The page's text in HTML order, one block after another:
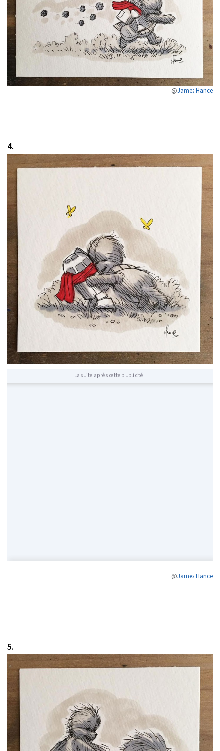
@James Hance
4.
La suite après cette publicité
@James Hance
5.